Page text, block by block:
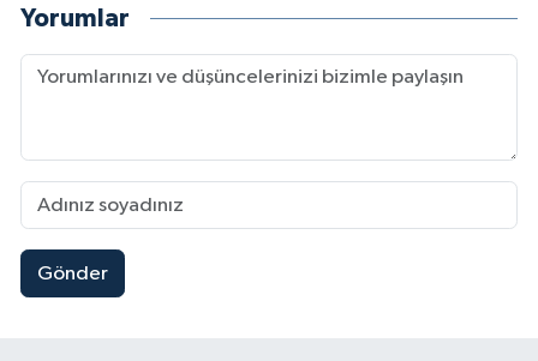
Yorumlar
Gönder